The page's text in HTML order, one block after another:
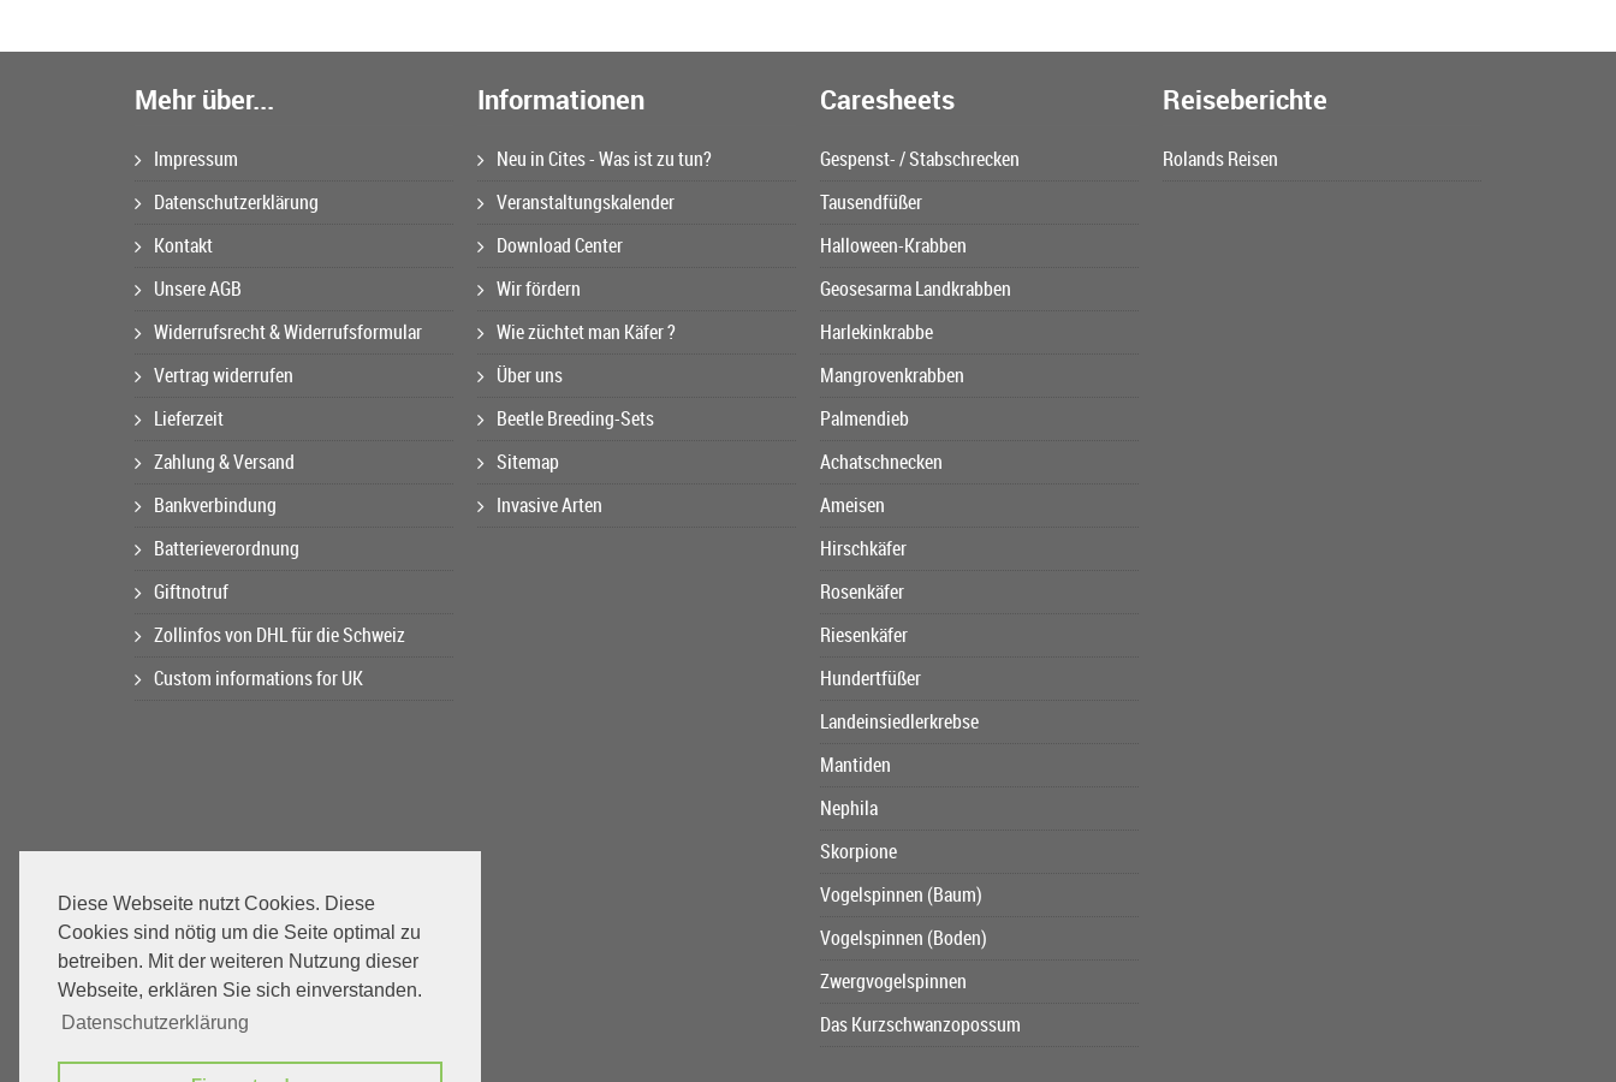
Diese Webseite nutzt Cookies. Diese
Cookies sind nötig um die Seite optimal zu
betreiben. Mit der weiteren Nutzung dieser
Webseite, erklären Sie sich einverstanden.
Datenschutzerklärung
Mehr über...
Impressum
Datenschutzerklärung
Kontakt
Unsere AGB
Widerrufsrecht & Widerrufsformular
Vertrag widerrufen
Lieferzeit
Zahlung & Versand
Bankverbindung
Batterieverordnung
Giftnotruf
Zollinfos von DHL für die Schweiz
Custom informations for UK
Informationen
Neu in Cites - Was ist zu tun?
Veranstaltungskalender
Download Center
Wir fördern
Wie züchtet man Käfer ?
Über uns
Beetle Breeding-Sets
Sitemap
Invasive Arten
Caresheets
Gespenst- / Stabschrecken
Tausendfüßer
Halloween-Krabben
Geosesarma Landkrabben
Harlekinkrabbe
Mangrovenkrabben
Palmendieb
Achatschnecken
Ameisen
Hirschkäfer
Rosenkäfer
Riesenkäfer
Hundertfüßer
Landeinsiedlerkrebse
Mantiden
Nephila
Skorpione
Vogelspinnen (Baum)
Vogelspinnen (Boden)
Zwergvogelspinnen
Das Kurzschwanzopossum
Reiseberichte
Rolands Reisen